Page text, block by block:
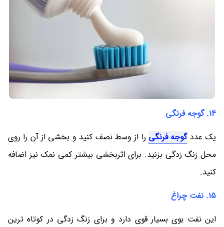
14. گوجه فرنگی
یک عددگوجه فرنگی را از وسط نصف کنید و بخشی از آن را روی
محل زنگ زدگی بزنید. برای اثربخشی بیشتر کمی نمک نیز اضافه
کنید.
15. نفت چراغ
این نفت بوی بسیار قوی دارد و برای زنگ زدگی در کوتاه ترین